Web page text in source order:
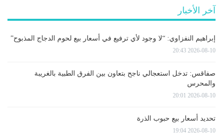
آخر الأخبار
إبراهيم النفزاوي: “لا وجود لأي ترفيع في أسعار بيع لحوم الدجاج المذبوح”
2026-08-10 20:43
صفاقس: تدخل استعجالي ناجح بتعاون بين الفرق الطبية بالغريبة
والمحرس
2026-08-10 20:01
تحديد أسعار بيع حبوب الذرة
2026-08-10 19:04